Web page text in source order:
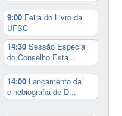
9:00 Feira do Livro da
UFSC
14:30Sessão Especial
do Conselho Esta...
14:00 Lançamento da
cinebiografia de D...